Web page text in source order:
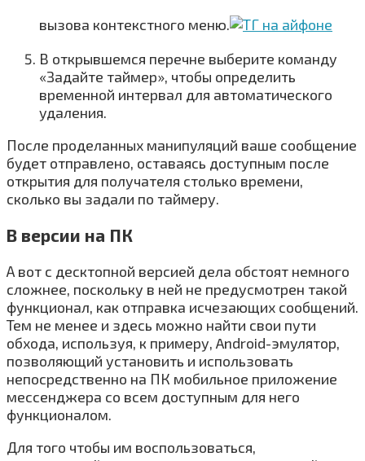
вызова контекстного меню.
В открывшемся перечне выберите команду
«Задайте таймер», чтобы определить
временной интервал для автоматического
удаления.
После проделанных манипуляций ваше сообщение
будет отправлено, оставаясь доступным после
открытия для получателя столько времени,
сколько вы задали по таймеру.
В версии на ПК
А вот с десктопной версией дела обстоят немного
сложнее, поскольку в ней не предусмотрен такой
функционал, как отправка исчезающих сообщений.
Тем не менее и здесь можно найти свои пути
обхода, используя, к примеру, Android-эмулятор,
позволяющий установить и использовать
непосредственно на ПК мобильное приложение
мессенджера со всем доступным для него
функционалом.
Для того чтобы им воспользоваться,